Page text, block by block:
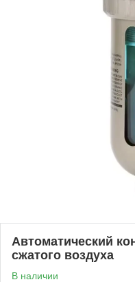
Автоматический
сжатого воздуха
В наличии